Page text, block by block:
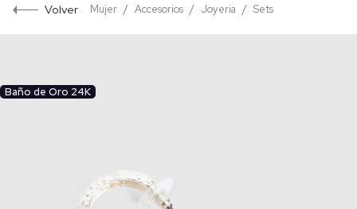
Volver Mujer Accesorios Joyeria Sets
Baño de Oro 24K